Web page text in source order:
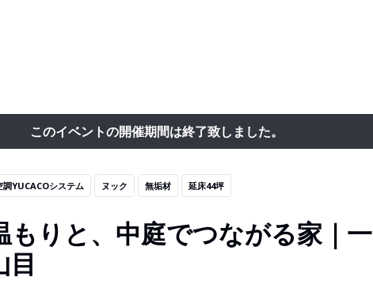
このイベントの開催期間は終了致しました。
調YUCACOシステム ヌック 無垢材 延床44坪
もりと、中庭でつながる家｜一
目